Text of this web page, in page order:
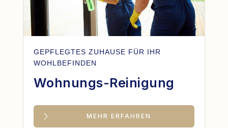
GEPFLEGTES ZUHAUSE FÜR IHR
WOHLBEFINDEN
Wohnungs-Reinigung
MEHR ERFAHREN